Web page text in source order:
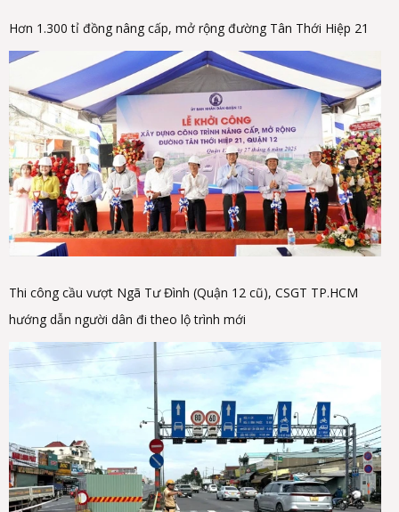
Hơn 1.300 tỉ đồng nâng cấp, mở rộng đường Tân Thới Hiệp 21
Thi công cầu vượt Ngã Tư Đình (Quận 12 cũ), CSGT TP.HCM
hướng dẫn người dân đi theo lộ trình mới